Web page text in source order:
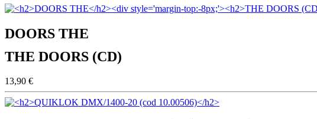
DOORS THE
THE DOORS (CD)
13,90 €